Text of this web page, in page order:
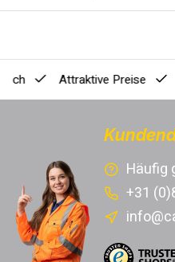
Attraktive Preise
Häufig
+31